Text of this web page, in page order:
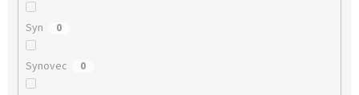
Syn 0
Synovec 0